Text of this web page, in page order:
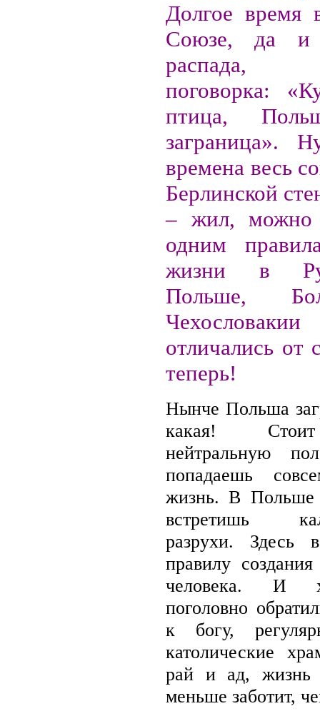
Долгое время
Союзе, да и
распада,
поговорка:
птица,
заграница».
времена весь
Берлинской
– жил, можно
одним
жизни в
Польше,
отличались от
теперь!
Нынче Польша
какая!
нейтральную
попадаешь
жизнь. В Польше
встретишь
разрухи. Здесь
правилу
человека. И
поголовно
к богу,
католические
рай и ад, жизнь
меньше заботит,